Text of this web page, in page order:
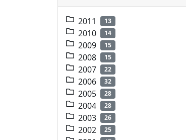
2011 13
2010 14
2009 15
2008 15
2007 22
2006 32
2005 28
2004 28
2003 26
2002 25